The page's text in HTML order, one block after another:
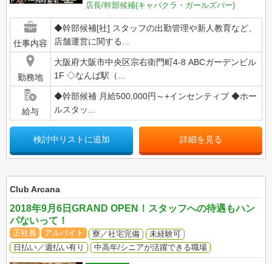
店長/幹部候補(キャバクラ・ガールズバー)
仕事内容
◆幹部候補[社] スタッフの出勤管理や新人教育など、
店舗運営に関する...
勤務地
大阪府大阪市中央区宗右衛門町4-8 ABCガーデンビル
1F ◇なんば駅（...
給与
◆幹部候補 月給500,000円～+インセンティブ ◆ホー
ルスタッ...
検討中リストに追加 詳細を見る
Club Arcana
2018年9月6日GRAND OPEN！スタッフへの待遇もハン
パないって！
正社員 アルバイト 寮／社宅完備
未経験可
日払い／週払い有り
中高年/シニアが活躍できる職場